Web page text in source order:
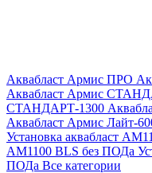
Аквабласт Армис ПРО
Аквабласт Армис
СТАНДАРТ-1300
Аквабласт Армис Лайт-
Установка аквабласт
AM1100 BLS без ПОДа
ПОДа Все категории